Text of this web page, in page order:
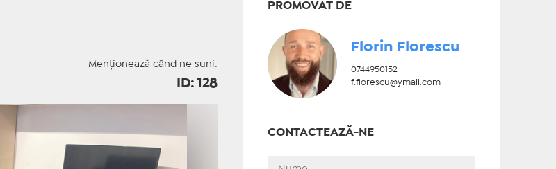
Menționează când ne suni:
ID: 128
PROMOVAT DE
Florin Florescu
0744950152
f.florescu@ymail.com
CONTACTEAZĂ-NE